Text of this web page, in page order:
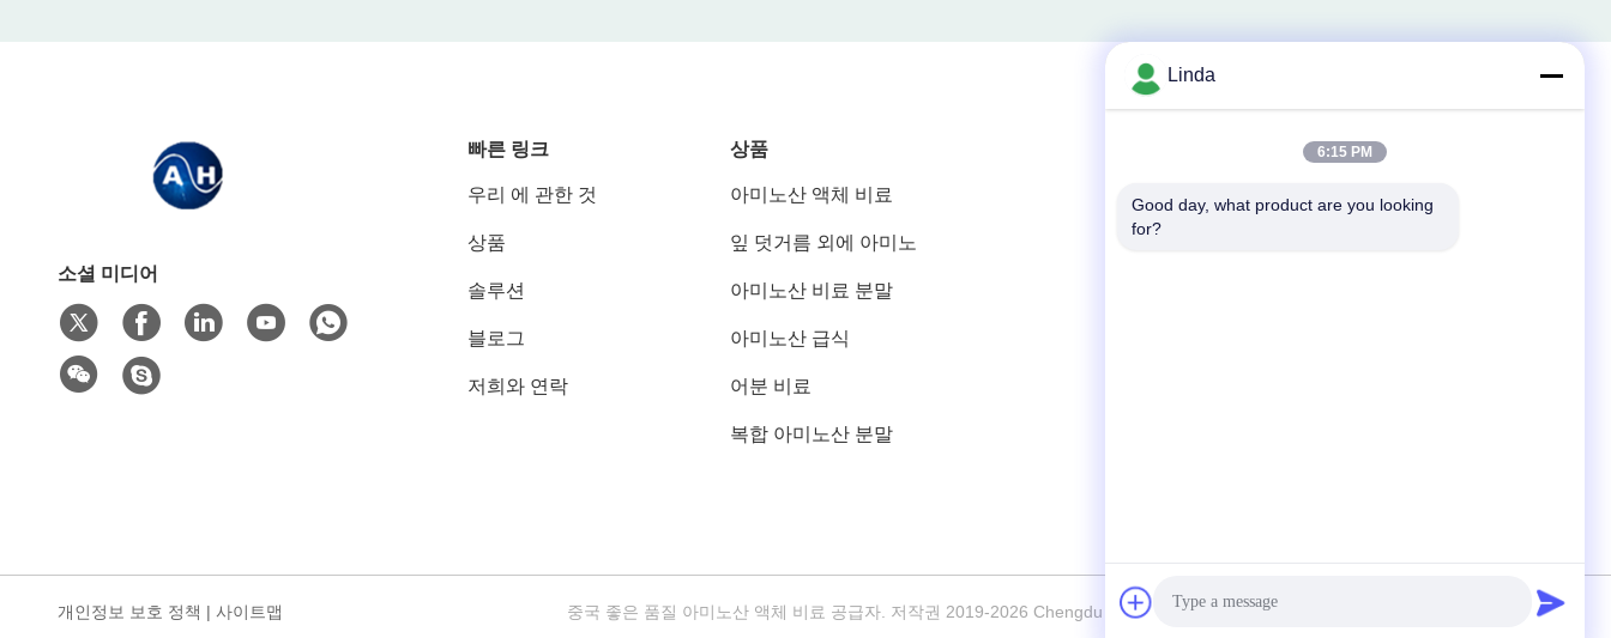
소셜 미디어
빠른 링크
우리 에 관한 것
상품
솔루션
블로그
저희와 연락
상품
아미노산 액체 비료
잎 덧거름 외에 아미노
아미노산 비료 분말
아미노산 급식
어분 비료
복합 아미노산 분말
전화
개인정보 보호 정책 | 사이트맵 중국 좋은 품질 아미노산 액체 비료 공급자. 저작권 2019-2026 Chengdu Chelation Biology Technology Co., Ltd. 모두 모든 권리 보호
Linda
6:15 PM
Good day, what product are you looking
for?